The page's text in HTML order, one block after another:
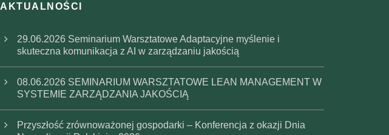
AKTUALNOŚCI
29.06.2026 Seminarium Warsztatowe Adaptacyjne myślenie i
skuteczna komunikacja z AI w zarządzaniu jakością
08.06.2026 SEMINARIUM WARSZTATOWE LEAN MANAGEMENT W
SYSTEMIE ZARZĄDZANIA JAKOŚCIĄ
Przyszłość zrównoważonej gospodarki – Konferencja z okazji Dnia